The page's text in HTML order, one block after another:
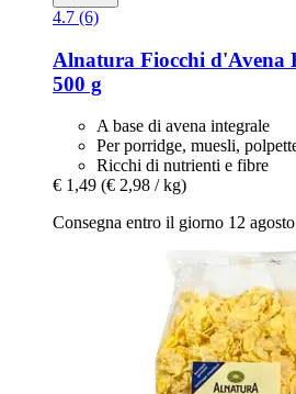
4.7 (6)
Alnatura Fiocchi d'Avena
500 g
A base di avena integrale
Per porridge, muesli,
Ricchi di nutrienti e fibre
€ 1,49 (€ 2,98 / kg)
Consegna entro il giorno 12 agosto